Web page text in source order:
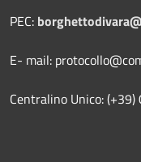
PEC:
E- mail:
Centralino Unico: